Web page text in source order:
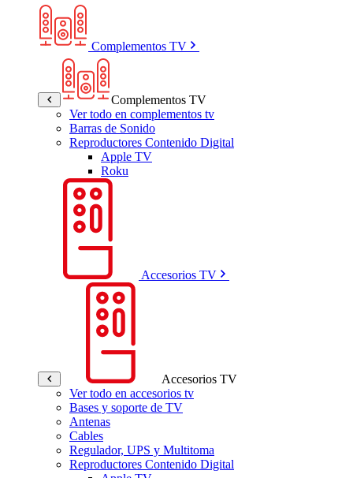
Complementos TV
Complementos TV
Ver todo en complementos tv
Barras de Sonido
Reproductores Contenido Digital
Apple TV
Roku
Accesorios TV
Accesorios TV
Ver todo en accesorios tv
Bases y soporte de TV
Antenas
Cables
Regulador, UPS y Multitoma
Reproductores Contenido Digital